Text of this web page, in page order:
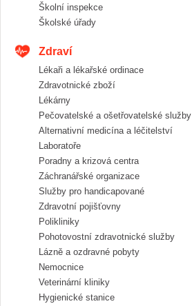
Školní inspekce
Školské úřady
Zdraví
Lékaři a lékařské ordinace
Zdravotnické zboží
Lékárny
Pečovatelské a ošetřovatelské služby
Alternativní medicína a léčitelství
Laboratoře
Poradny a krizová centra
Záchranářské organizace
Služby pro handicapované
Zdravotní pojišťovny
Polikliniky
Pohotovostní zdravotnické služby
Lázně a ozdravné pobyty
Nemocnice
Veterinární kliniky
Hygienické stanice